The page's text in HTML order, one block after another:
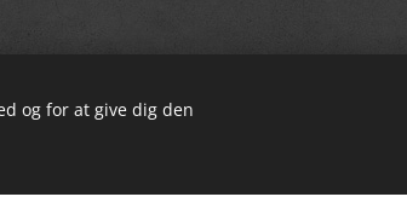
og for at give dig den